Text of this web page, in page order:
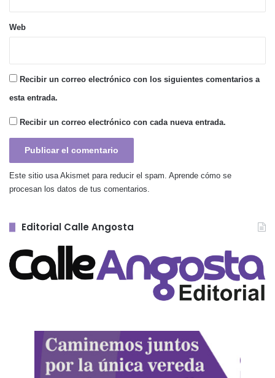
Web
Recibir un correo electrónico con los siguientes comentarios a
esta entrada.
Recibir un correo electrónico con cada nueva entrada.
Este sitio usa Akismet para reducir el spam. Aprende cómo se
procesan los datos de tus comentarios.
Editorial Calle Angosta